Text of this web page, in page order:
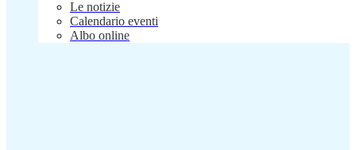
Le notizie
Calendario eventi
Albo online